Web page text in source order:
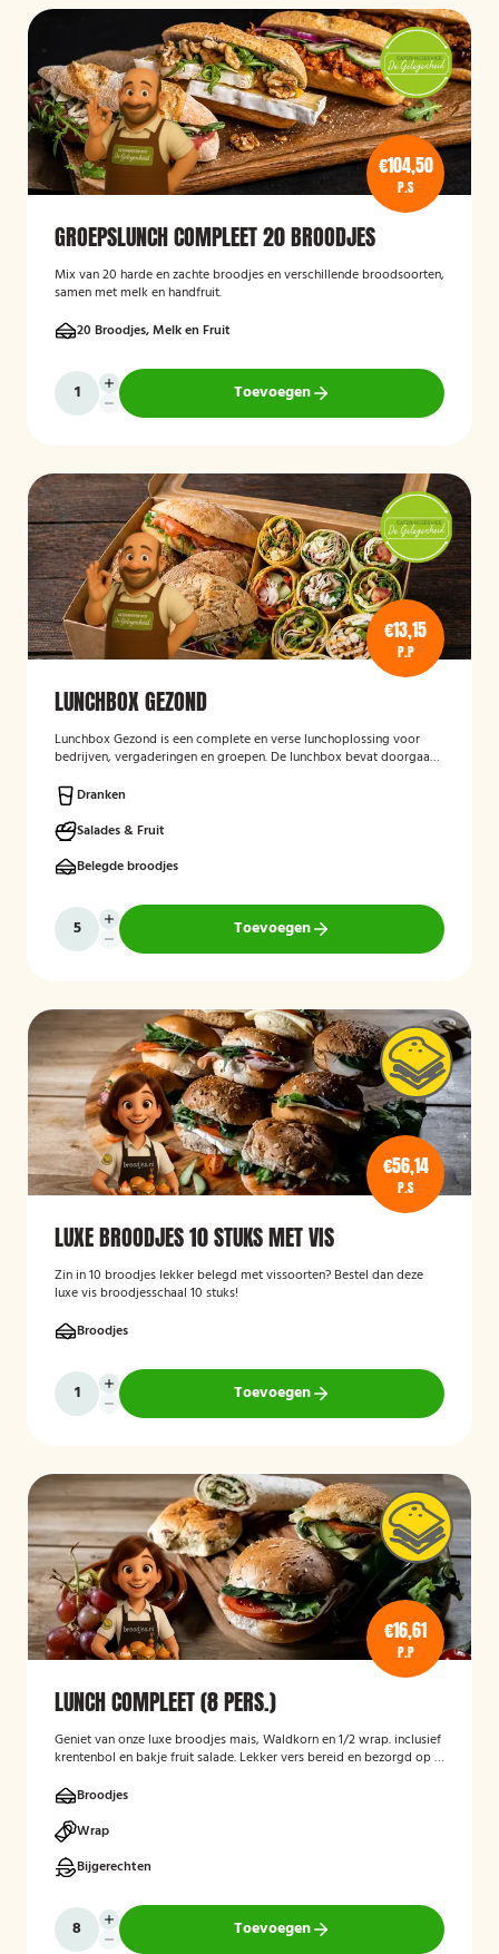
€104,50
P.S
GROEPSLUNCH COMPLEET 20 BROODJES
Mix van 20 harde en zachte broodjes en verschillende broodsoorten,
samen met melk en handfruit.
20 Broodjes, Melk en Fruit
Toevoegen
€13,15
P.P
LUNCHBOX GEZOND
Lunchbox Gezond is een complete en verse lunchoplossing voor
bedrijven, vergaderingen en groepen. De lunchbox bevat doorgaans
fruit en andere gezonde producten, waarbij rekening kan worden
gehouden met dieetwensen en allergieën. De focus ligt op een
smaakvolle, voedzame en verzorgd gepresenteerde lunch die
eenvoudig op locatie wordt bezorgd.
Dranken
Salades & Fruit
Belegde broodjes
Toevoegen
€56,14
P.S
LUXE BROODJES 10 STUKS MET VIS
Zin in 10 broodjes lekker belegd met vissoorten? Bestel dan deze
luxe vis broodjesschaal 10 stuks!
Broodjes
Toevoegen
€16,61
P.P
LUNCH COMPLEET (8 PERS.)
Geniet van onze luxe broodjes mais, Waldkorn en 1/2 wrap. inclusief
krentenbol en bakje fruit salade. Lekker vers bereid en bezorgd op je
Broodjes
Wrap
Bijgerechten
Toevoegen